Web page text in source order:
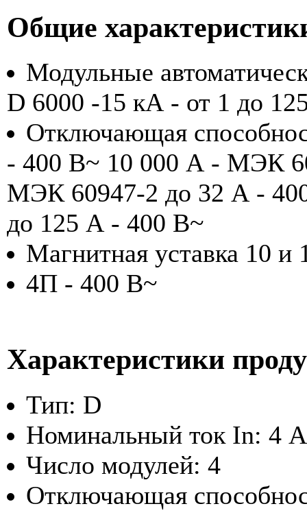
Общие
Модульные
D 6000 -15 кА - от 1 до
Отключающая
- 400 В~ 10 000 А - МЭК
МЭК 60947-2 до 32 А -
до 125 А - 400 В~
Магнитная уставка 10 и
4П - 400 В~
Характеристики
Тип: D
Номинальный ток In: 4 А
Число модулей: 4
Отключающая